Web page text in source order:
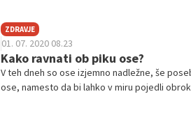
ZDRAVJE
01. 07. 2020 08.23
Kako ravnati ob piku ose?
V teh dneh so ose izjemno nadležne, še
ose, namesto da bi lahko v miru pojedli